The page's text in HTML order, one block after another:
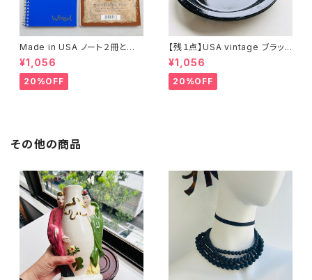
Made in USA ノート２冊とお
まけ
¥1,056
20%OFF
【残１点】USA vintage ブラック
琺瑯プレート
¥1,056
20%OFF
その他の商品